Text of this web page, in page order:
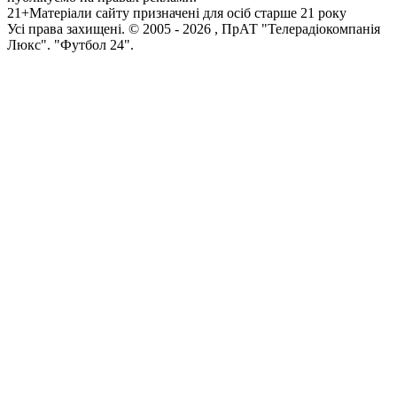
21+Матеріали сайту призначені для осіб старше 21 року
Усi права захищенi. © 2005 - 2026 , ПрАТ "Телерадіокомпанія
Люкс". "Футбол 24".